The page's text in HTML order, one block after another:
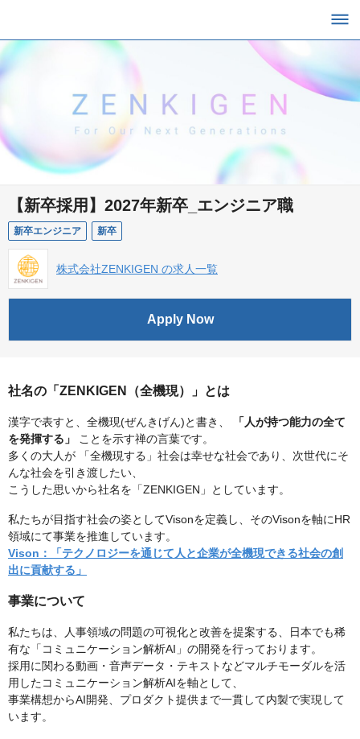
【新卒採用】2027年新卒_エンジニア職
新卒エンジニア 新卒
株式会社ZENKIGEN の求人一覧
Apply Now
社名の「ZENKIGEN（全機現）」とは
漢字で表すと、全機現(ぜんきげん)と書き、
「人が持つ能力の全て
を発揮する」
ことを示す禅の言葉です。
多くの大人が 「全機現する」社会は幸せな社会であり、次世代にそ
んな社会を引き渡したい、
こうした思いから社名を「ZENKIGEN」としています。
私たちが目指す社会の姿としてVisonを定義し、そのVisonを軸にHR
領域にて事業を推進しています。
Vison：「テクノロジーを通じて人と企業が全機現できる社会の創
出に貢献する」
事業について
私たちは、人事領域の問題の可視化と改善を提案する、日本でも稀
有な「コミュニケーション解析AI」の開発を行っております。
採用に関わる動画・音声データ・テキストなどマルチモーダルを活
用したコミュニケーション解析AIを軸として、
事業構想からAI開発、プロダクト提供まで一貫して内製で実現して
います。